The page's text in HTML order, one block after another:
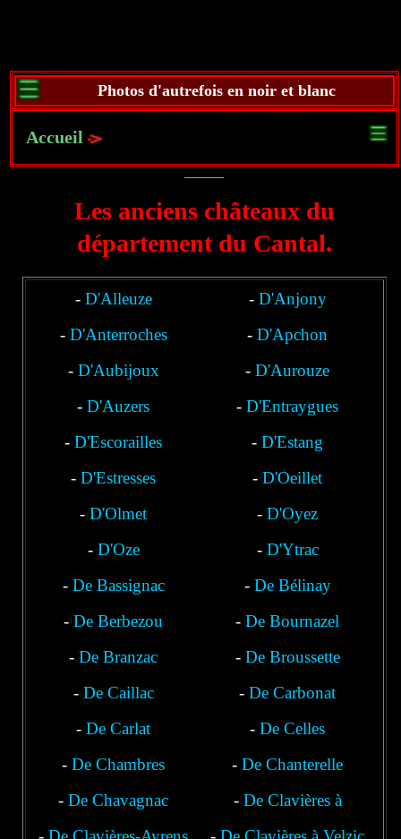
Photos d'autrefois en noir et blanc
Accueil
Les anciens châteaux du
département du Cantal.
- D'Alleuze - D'Anjony
- D'Anterroches -D'Apchon
- D'Aubijoux -D'Aurouze
-D'Auzers -D'Entraygues
-D'Escorailles -D'Estang
-D'Estresses -D'Oeillet
-D'Olmet -D'Oyez
- D'Oze - D'Ytrac
- De Bassignac - De Bélinay
-De Berbezou -De Bournazel
-De Branzac - De Broussette
- De Caillac -De Carbonat
-De Carlat -De Celles
-De Chambres -De Chanterelle
-De Chavagnac - De Clavières à